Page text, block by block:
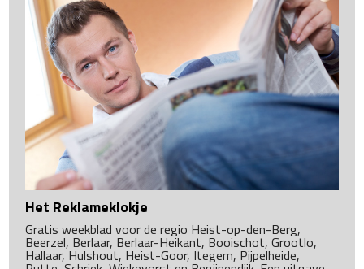
Het Reklameklokje
Gratis weekblad voor de regio Heist-op-den-Berg,
Beerzel, Berlaar, Berlaar-Heikant, Booischot, Grootlo,
Hallaar, Hulshout, Heist-Goor, Itegem, Pijpelheide,